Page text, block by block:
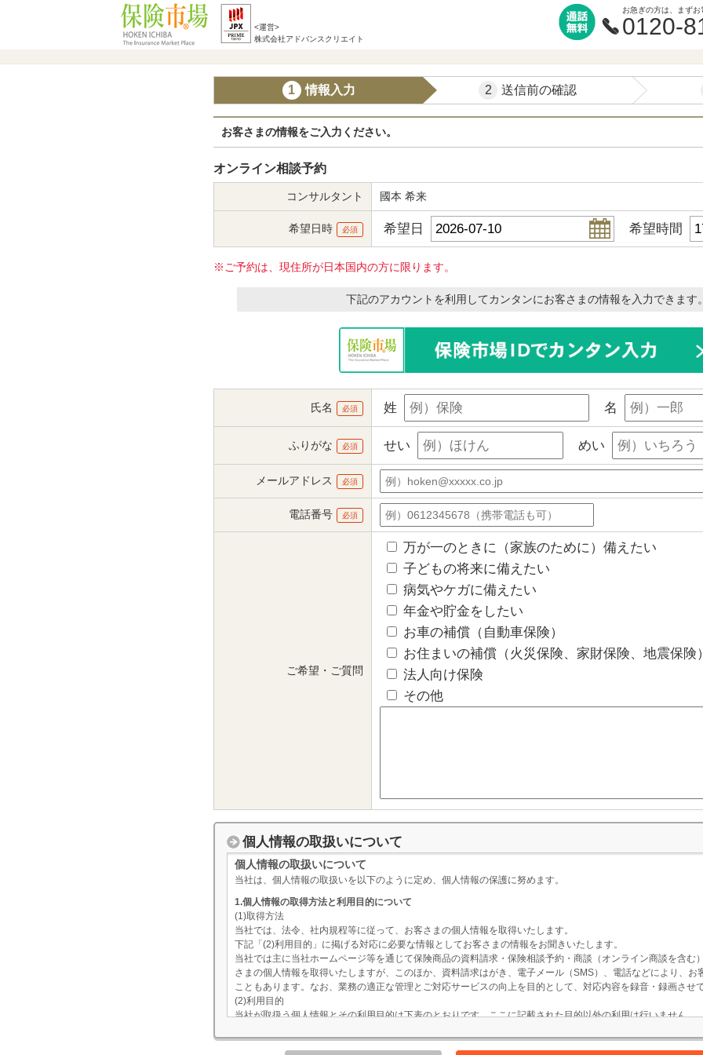
<運営>
株式会社アドバンスクリエイト
お急ぎの方は、まず
0120-
1 情報入力 2 送信前の確認
お客さまの情報をご入力ください。
オンライン相談予約
コンサルタント 國本 希来
希望日時 必須 希望日 希望時間
※ご予約は、現住所が日本国内の方に限ります。
下記のアカウントを利用してカンタンにお客さまの情報を入力できます
氏名 必須 姓 名
ふりがな 必須 せい めい
メールアドレス 必須
電話番号 必須
ご希望・ご質問
万が一のときに（家族のために）備えたい
子どもの将来に備えたい
病気やケガに備えたい
年金や貯金をしたい
お車の補償（自動車保険）
お住まいの補償（火災保険、家財保険、地震保険
法人向け保険
その他
個人情報の取扱いについて
個人情報の取扱いについて
当社は、個人情報の取扱いを以下のように定め、個人情報の保護に努めます。
1.個人情報の取得方法と利用目的について
(1)取得方法
当社では、法令、社内規程等に従って、お客さまの個人情報を取得いたします。
下記「(2)利用目的」に掲げる対応に必要な情報としてお客さまの情報をお聞きいたします。
当社では主に当社ホームページ等を通じて保険商品の資料請求・保険相談予約・商談（オンライン商談を含む
さまの個人情報を取得いたしますが、このほか、資料請求はがき、電子メール（SMS）、電話などにより、お
こともあります。なお、業務の適正な管理とご対応サービスの向上を目的として、対応内容を録音・録画させ
(2)利用目的
当社が取扱う個人情報とその利用目的は下表のとおりです。ここに記載された目的以外の利用は行いません。
個人情報 利用目的